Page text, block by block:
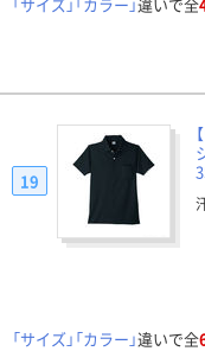
19
「サイズ」「カラー」違いで全